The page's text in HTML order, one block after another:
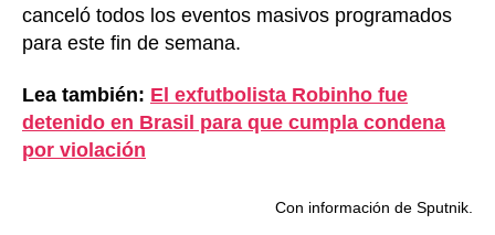
canceló todos los eventos masivos programados
para este fin de semana.
Lea también: El exfutbolista Robinho fue
detenido en Brasil para que cumpla condena
por violación
Con información de Sputnik.